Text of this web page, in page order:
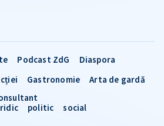
Podcast ZdG
Diaspora
Gastronomie
Arta de gardă
politic social